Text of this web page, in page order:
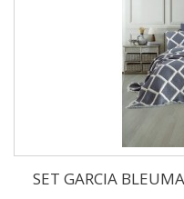
SET GARCIA